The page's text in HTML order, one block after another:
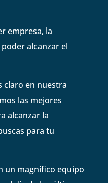
empresa, la
alcanzar el
claro en nuestra
las mejores
alcanzar la
para tu
un magnífico equipo